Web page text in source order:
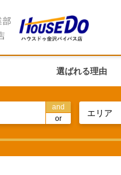
選ばれる理由
and
or
エリア